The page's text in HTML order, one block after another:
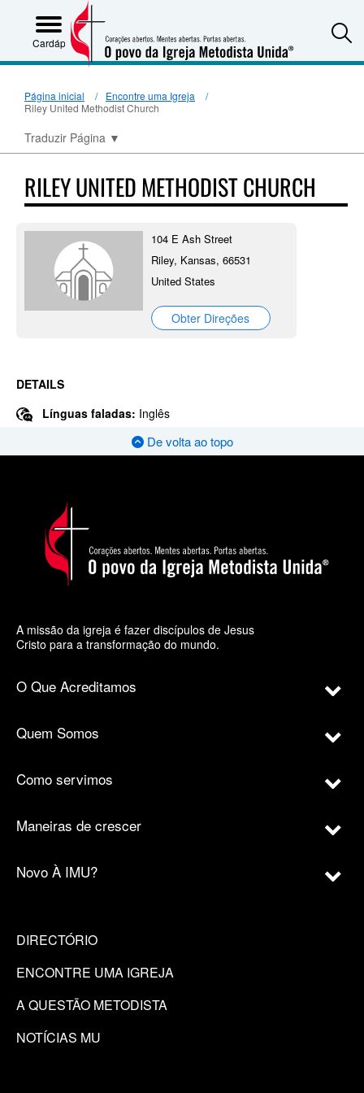
Cardápio
Página inicial
Encontre uma Igreja
Riley United Methodist Church
Traduzir Página ▼
RILEY UNITED METHODIST CHURCH
104 E Ash Street
Riley, Kansas, 66531
United States
Obter Direções
DETAILS
Línguas faladas: Inglês
De volta ao topo
A missão da igreja é fazer discípulos de Jesus
Cristo para a transformação do mundo.
O Que Acreditamos
Quem Somos
Como servimos
Maneiras de crescer
Novo À IMU?
DIRECTÓRIO
ENCONTRE UMA IGREJA
A QUESTÃO METODISTA
NOTÍCIAS MU